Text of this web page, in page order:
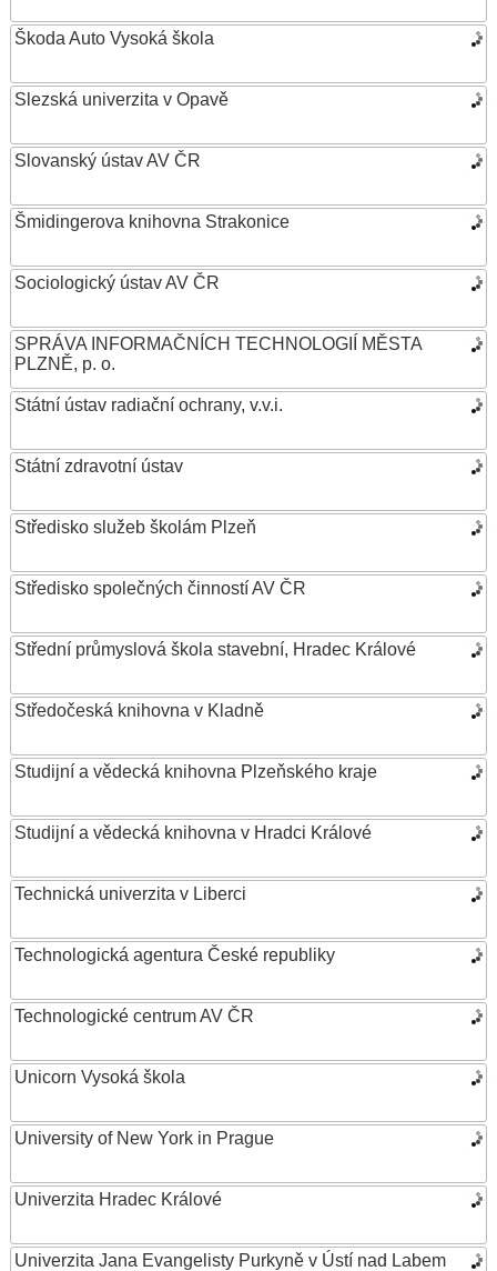
Škoda Auto Vysoká škola
Slezská univerzita v Opavě
Slovanský ústav AV ČR
Šmidingerova knihovna Strakonice
Sociologický ústav AV ČR
SPRÁVA INFORMAČNÍCH TECHNOLOGIÍ MĚSTA
PLZNĚ, p. o.
Státní ústav radiační ochrany, v.v.i.
Státní zdravotní ústav
Středisko služeb školám Plzeň
Středisko společných činností AV ČR
Střední průmyslová škola stavební, Hradec Králové
Středočeská knihovna v Kladně
Studijní a vědecká knihovna Plzeňského kraje
Studijní a vědecká knihovna v Hradci Králové
Technická univerzita v Liberci
Technologická agentura České republiky
Technologické centrum AV ČR
Unicorn Vysoká škola
University of New York in Prague
Univerzita Hradec Králové
Univerzita Jana Evangelisty Purkyně v Ústí nad Labem